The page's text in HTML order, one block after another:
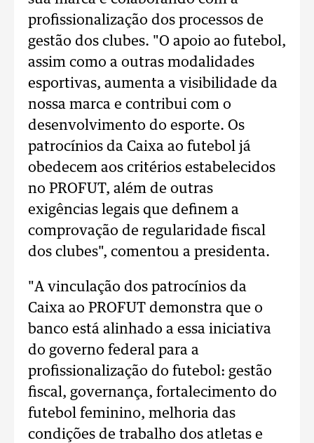
profissionalização dos processos de
gestão dos clubes. "O apoio ao futebol,
assim como a outras modalidades
esportivas, aumenta a visibilidade da
nossa marca e contribui com o
desenvolvimento do esporte. Os
patrocínios da Caixa ao futebol já
obedecem aos critérios estabelecidos
no PROFUT, além de outras
exigências legais que definem a
comprovação de regularidade fiscal
dos clubes", comentou a presidenta.
"A vinculação dos patrocínios da
Caixa ao PROFUT demonstra que o
banco está alinhado a essa iniciativa
do governo federal para a
profissionalização do futebol: gestão
fiscal, governança, fortalecimento do
futebol feminino, melhoria das
condições de trabalho dos atletas e